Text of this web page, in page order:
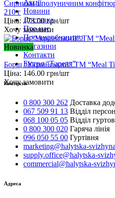
Сирники з полуничним
210 г
Ціна: 173.00 грн/шт
Хочу замовити
Новинка
Борщ “Український” ТМ “Meal
Ціна: 146.00 грн/шт
Хочу замовити
Акції
Новини
Доставка
Про нас
Про виробництво
Магазини
Контакти
Бістро “Тареля”
Контакти
0 800 300 262 Доставка
067 509 91 13 Відділ
068 100 05 05 Відділ
0 800 300 020 Гаряча лінія
096 050 55 00 Гуртівня
marketing@halytska-
supply.office@halytska-
commercial@halytska-
Адреса